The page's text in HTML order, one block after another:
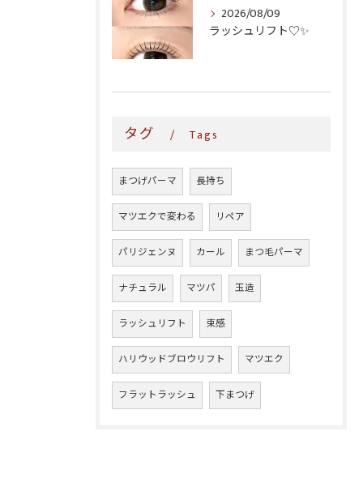
2026/08/09
ラッシュリフト♡✨
タグ Tags
まつげパーマ 長持ち
マツエクで変わる リペア
パリジェンヌ カール まつ毛パーマ
ナチュラル マツパ 玉造
ラッシュリフト 束感
ハリウッドブロウリフト マツエク
フラットラッシュ 下まつげ